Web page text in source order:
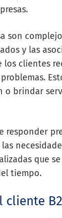
son
y las
clientes
brindar
responder
que
tiempo.